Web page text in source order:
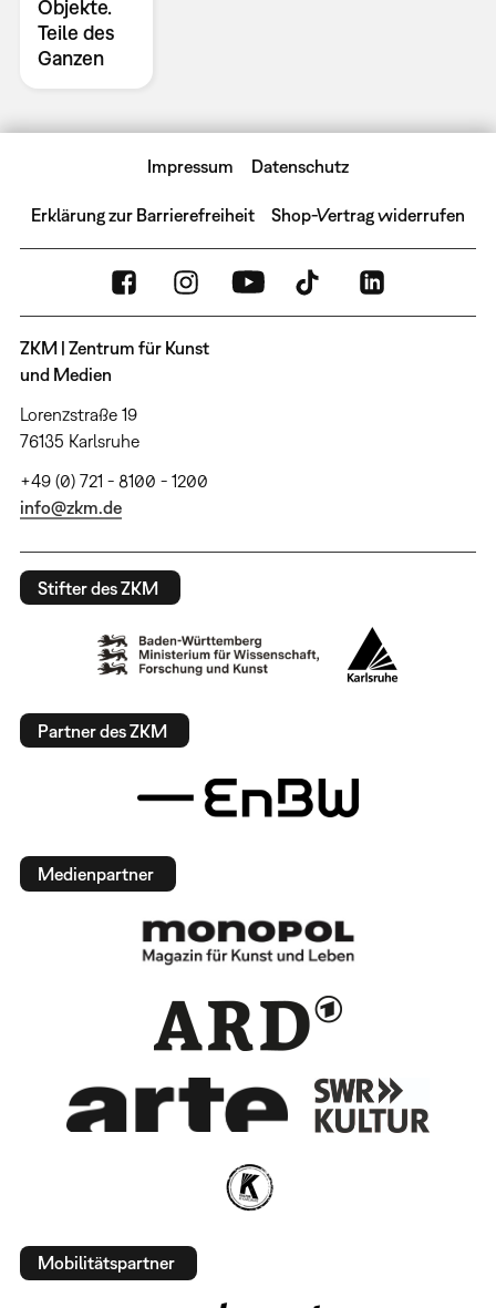
Objekte.
Teile des
Ganzen
Impressum Datenschutz
Erklärung zur Barrierefreiheit Shop-Vertrag widerrufen
ZKM | Zentrum für Kunst
und Medien
Lorenzstraße 19
76135 Karlsruhe
+49 (0) 721 - 8100 - 1200
info@zkm.de
Stifter des ZKM
Partner des ZKM
Medienpartner
Mobilitätspartner